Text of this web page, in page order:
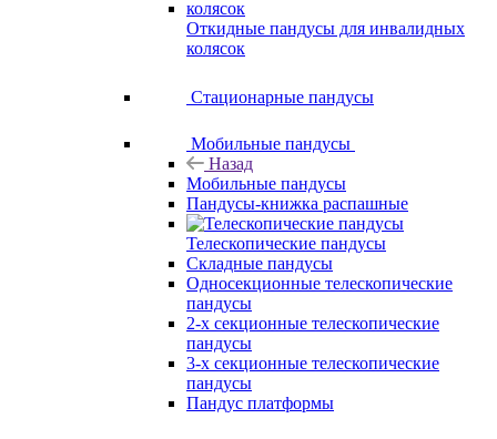
Откидные пандусы для инвалидных
колясок
Стационарные пандусы
Мобильные пандусы
Назад
Мобильные пандусы
Пандусы-книжка распашные
Телескопические пандусы
Складные пандусы
Односекционные телескопические
пандусы
2-х секционные телескопические
пандусы
3-х секционные телескопические
пандусы
Пандус платформы